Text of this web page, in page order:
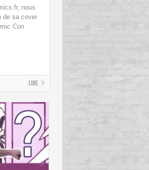
nous
de sa cover
Con
Lire